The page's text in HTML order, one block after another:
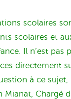
scolaires
scolaires et
Il n’est pas
directement
à ce sujet,
Mianat, Chargé